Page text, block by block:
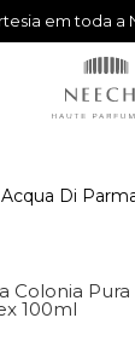
em toda a
Acqua Di
Colonia
100ml